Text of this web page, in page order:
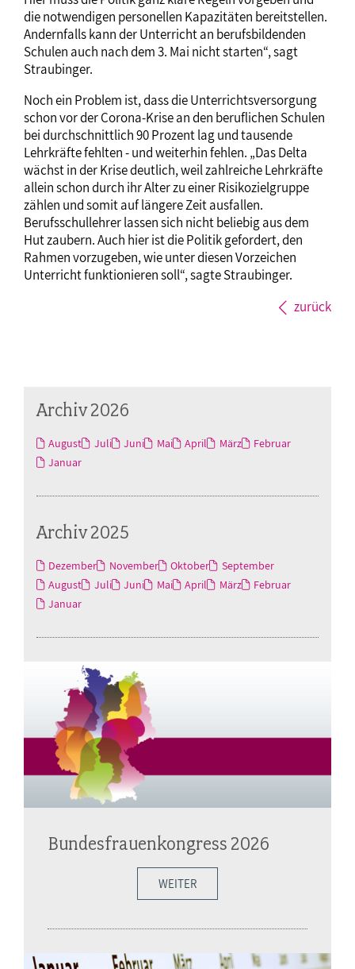
die notwendigen personellen Kapazitäten bereitstellen.
Andernfalls kann der Unterricht an berufsbildenden
Schulen auch nach dem 3. Mai nicht starten“, sagt
Straubinger.
Noch ein Problem ist, dass die Unterrichtsversorgung
schon vor der Corona-Krise an den beruflichen Schulen
bei durchschnittlich 90 Prozent lag und tausende
Lehrkräfte fehlten - und weiterhin fehlen. „Das Delta
wächst in der Krise deutlich, weil zahlreiche Lehrkräfte
allein schon durch ihr Alter zu einer Risikozielgruppe
zählen und somit auf längere Zeit ausfallen.
Berufsschullehrer lassen sich nicht beliebig aus dem
Hut zaubern. Auch hier ist die Politik gefordert, den
Rahmen vorzugeben, wie unter diesen Vorzeichen
Unterricht funktionieren soll“, sagte Straubinger.
zurück
Archiv 2026
August Juli Juni Mai April März
Februar
Januar
Archiv 2025
Dezember November Oktober
September
August
Juli Juni Mai April März
Februar
Januar
Bundesfrauenkongress 2026
WEITER